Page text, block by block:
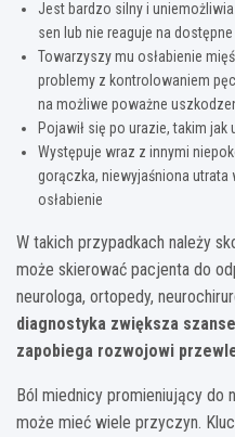
Jest bardzo silny i
sen lub nie reaguje na
Towarzyszy mu osłabienie
problemy z kontrolowaniem
na możliwe poważne
Pojawił się po urazie, takim
Występuje wraz z innymi
gorączka, niewyjaśniona
osłabienie
W takich przypadkach należy
może skierować pacjenta do
neurologa, ortopedy,
diagnostyka zwiększa
zapobiega rozwojowi
Ból miednicy promieniujący do
może mieć wiele przyczyn.